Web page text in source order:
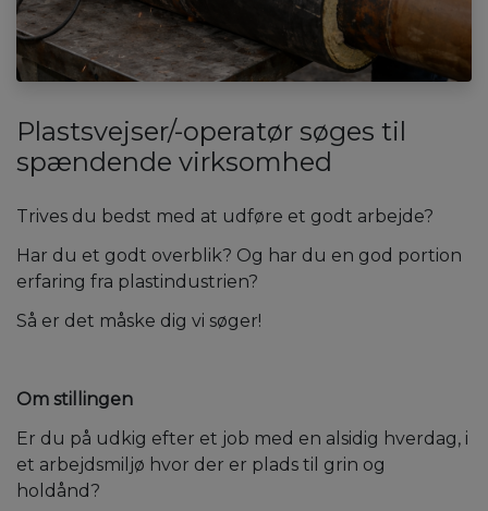
Plastsvejser/-operatør søges til
spændende virksomhed
Trives du bedst med at udføre et godt arbejde?
Har du et godt overblik? Og har du en god portion
erfaring fra plastindustrien?
Så er det måske dig vi søger!
Om stillingen
Er du på udkig efter et job med en alsidig hverdag, i
et arbejdsmiljø hvor der er plads til grin og
holdånd?